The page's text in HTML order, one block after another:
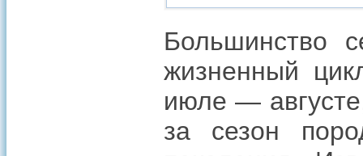
Большинство
жизненный
июле —
за сезон